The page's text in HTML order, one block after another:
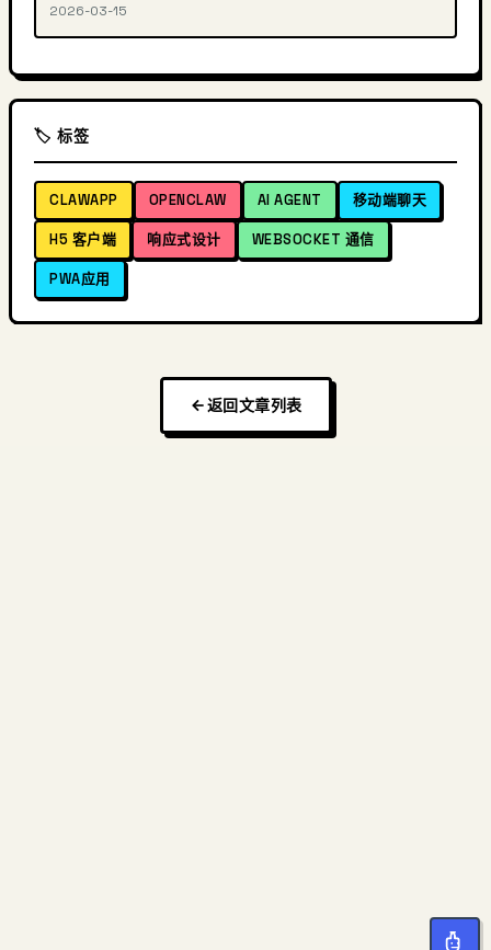
2026-03-15
🏷️ 标签
CLAWAPP OPENCLAW AI AGENT 移动端聊天
H5 客户端 响应式设计 WEBSOCKET 通信
PWA应用
返回文章列表